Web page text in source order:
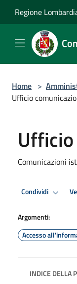
Regione
Home >
Ufficio
Comunicazioni
Condividi
Argomenti:
Accesso
INDICE DELLA